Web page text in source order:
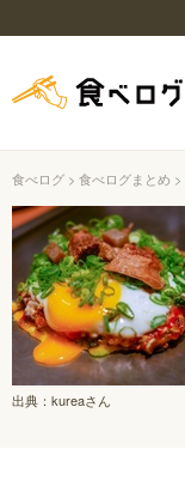
食べログ 食べログまとめ
出典： kureaさん